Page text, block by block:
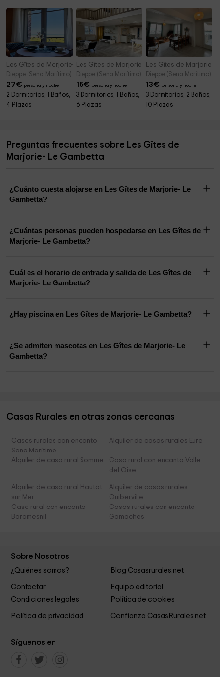
Les Gîtes de Marjorie- Les Pieds dans l'Eau
Dieppe (Sena Marítimo)
27€ persona y noche
2 Dormitorios, 1 Baños,
4 Plazas
Les Gîtes de Marjorie- Le Champlain 3 étoiles
Dieppe (Sena Marítimo)
15€ persona y noche
3 Dormitorios, 1 Baños,
6 Plazas
Les Gîtes de Marjorie-
Dieppe (Sena Marítimo)
13€ persona y noche
3 Dormitorios, 2 Baños,
10 Plazas
Preguntas frecuentes sobre Les Gîtes de
Marjorie- Le Gambetta
¿Cuánto cuesta alojarse en Les Gîtes de Marjorie- Le
Gambetta?
¿Cuántas personas pueden hospedarse en Les Gîtes de
Marjorie- Le Gambetta?
Cuál es el horario de entrada y salida de Les Gîtes de
Marjorie- Le Gambetta?
¿Hay piscina en Les Gîtes de Marjorie- Le Gambetta?
¿Se admiten mascotas en Les Gîtes de Marjorie- Le
Gambetta?
Casas Rurales en otras zonas cercanas
Casas rurales con encanto
Sena Marítimo
Alquiler de casas rurales Eure
Alquiler de casa rural Somme
Casa rural con encanto Valle
del Oise
Alquiler de casa rural Hautot
sur Mer
Alquiler de casas rurales
Quiberville
Casa rural con encanto
Baromesnil
Casas rurales con encanto
Gamaches
Sobre Nosotros
¿Quiénes somos? Blog Casasrurales.net
Contactar
Equipo editorial
Condiciones legales
Política de cookies
Política de privacidad Confianza CasasRurales.net
Síguenos en